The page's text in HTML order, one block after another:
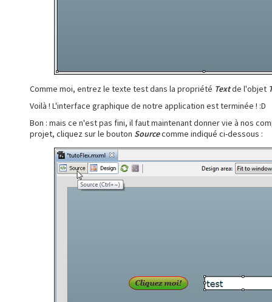
Comme moi, entrez le texte test dans la propriété Textde l'objet
Voilà ! L'interface graphique de notre application est terminée ! :D
Bon : mais ce n'est pas fini, il faut maintenant donner vie à nos
projet, cliquez sur le bouton Sourcecomme indiqué ci-dessous :